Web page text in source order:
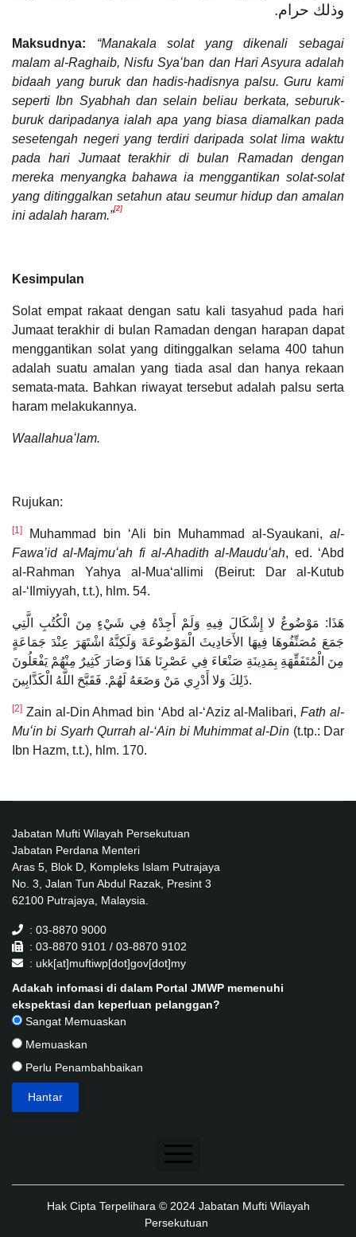
وذلك حرام.
Maksudnya:
“Manakala solat yang dikenali sebagai
malam al-Raghaib, Nisfu Syaʻban dan Hari Asyura adalah
bidaah yang buruk dan hadis-hadisnya palsu. Guru kami
seperti Ibn Syabhah dan selain beliau berkata, seburuk-
buruk daripadanya ialah apa yang biasa diamalkan pada
sesetengah negeri yang terdiri daripada solat lima waktu
pada hari Jumaat terakhir di bulan Ramadan dengan
mereka menyangka bahawa ia menggantikan solat-solat
yang ditinggalkan setahun atau seumur hidup dan amalan
ini adalah haram.”[2]
Kesimpulan
Solat empat rakaat dengan satu kali tasyahud pada hari
Jumaat terakhir di bulan Ramadan dengan harapan dapat
menggantikan solat yang ditinggalkan selama 400 tahun
adalah suatu amalan yang tiada asal dan hanya rekaan
semata-mata. Bahkan riwayat tersebut adalah palsu serta
haram melakukannya.
Waallahuaʻlam.
Rujukan:
[1] Muhammad bin ‘Ali bin Muhammad al-Syaukani, al-
Fawa’id al-Majmuʻah fi al-Ahadith al-Mauduʻah, ed. ‘Abd
al-Rahman Yahya al-Muaʻallimi (Beirut: Dar al-Kutub
al-‘Ilmiyyah, t.t.), hlm. 54.
هَذَا: مَوْضُوعٌ لا إِشْكَالَ فِيهِ وَلَمْ أَجِدْهُ فِي شَيْءٍ مِنَ الْكُتُبِ الَّتِي
جَمَعَ مُصَنِّفُوهَا فِيهَا الأَحَادِيثَ الْمَوْضُوعَةَ وَلَكِنَّهُ اشْتَهَرَ عِنْدَ جَمَاعَةٍ
مِنَ الْمُتَفَقِّهَةِ بِمَدِينَةِ صَنْعَاءَ فِي عَصْرِنَا هَذَا وَصَارَ كَثِيرٌ مِنْهُمْ يَفْعَلُونَ
ذَلِكَ وَلا أَدْرِي مَنْ وَضَعَهُ لَهُمْ. فَقَبَّحَ اللَّهُ الْكَذَّابِينَ.
[2] Zain al-Din Ahmad bin ‘Abd al-‘Aziz al-Malibari, Fath al-
Muʻin bi Syarh Qurrah al-‘Ain bi Muhimmat al-Din (t.tp.: Dar
Ibn Hazm, t.t.), hlm. 170.
Jabatan Mufti Wilayah Persekutuan
Jabatan Perdana Menteri
Aras 5, Blok D, Kompleks Islam Putrajaya
No. 3, Jalan Tun Abdul Razak, Presint 3
62100 Putrajaya, Malaysia.
: 03-8870 9000
: 03-8870 9101 / 03-8870 9102
: ukk[at]muftiwp[dot]gov[dot]my
Adakah infomasi di dalam Portal JMWP memenuhi
ekspektasi dan keperluan pelanggan?
Sangat Memuaskan
Memuaskan
Perlu Penambahbaikan
Penafian
Dasar Keselamatan
Hak Cipta Terpelihara © 2024 Jabatan Mufti Wilayah
Persekutuan